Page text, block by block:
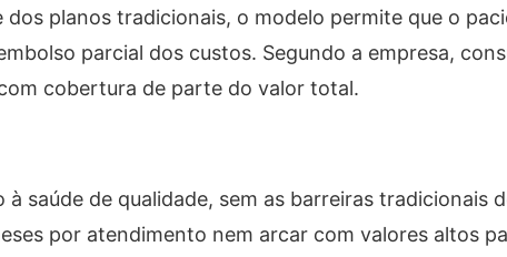
planos tradicionais, o modelo permite que o
parcial dos custos. Segundo a empresa,
cobertura de parte do valor total.
à saúde de qualidade, sem as barreiras tradicionais
por atendimento nem arcar com valores altos